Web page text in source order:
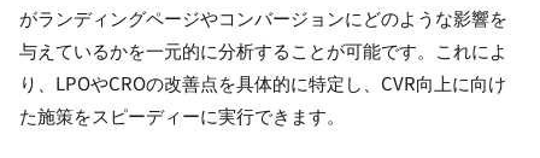
がランディングページやコンバージョンにどのような影響を
与えているかを一元的に分析することが可能です。これによ
り、LPOやCROの改善点を具体的に特定し、CVR向上に向け
た施策をスピーディーに実行できます。